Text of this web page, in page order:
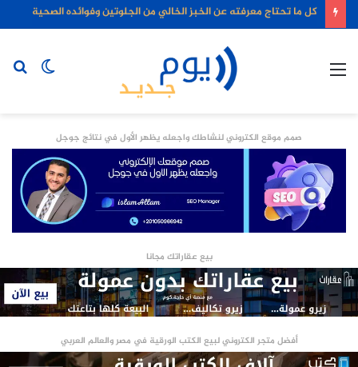
كل ما تحتاج معرفته عن الخبز الخالي من الجلوتين وفوائده الصحية
الوضع
صمم موقع الكتروني لنشاطك واجعله يظهر الأول في نتائج جوجل
بيع عقاراتك مجانا
أفضل متجر الكتروني لبيع الكتب الورقية في مصر والعالم العربي